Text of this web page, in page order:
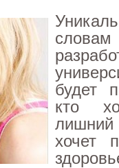
будет
кто
лишний
хочет